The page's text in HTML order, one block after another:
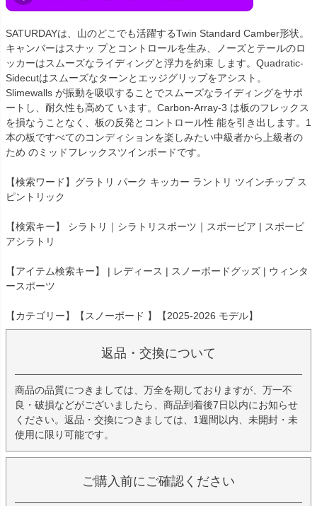
SATURDAYは、山のどこでも活躍するTwin Standard Camber形状。
キャンバーはスナッ プとコントロールを生み、ノーズとテールのロ
ッカーはスムーズなライディングと浮力を約束 します。Quadratic-
Sidecutはスムーズなターンとエッジグリップをアシスト。
Slimewalls が振動を吸収することでスムーズなライディングをサポ
ートし、耐久性も高めて います。Carbon-Array-3 は板のフレックス
を損なうことなく、板の反発とコントロール性 能を引き出します。1
本の板ですべてのコンディションを楽しみたい中級者から上級者の
ため のミッドフレックスツインボードです。
【検索ワード】グラトリ パーク キッカー ラントリ ツインチップ ス
ピントリック
【検索キー】 シラトリ｜シラトリスポーツ｜スポーピア | スポーピ
アシラトリ
【アイテム検索キー】 | レディース | スノーボードグッズ | ウィンタ
ースポーツ
【カテゴリー】【スノーボード 】【2025-2026 モデル】
返品・交換について
商品の品質につきましては、万全を期しておりますが、万一不
良・破損などがございましたら、商品到着後7日以内にお知らせ
ください。返品・交換につきましては、1週間以内、未開封・未
使用に限り可能です。
ご購入前にご確認ください